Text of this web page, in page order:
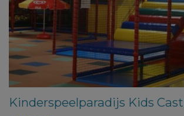
Kinderspeelparadijs Kids